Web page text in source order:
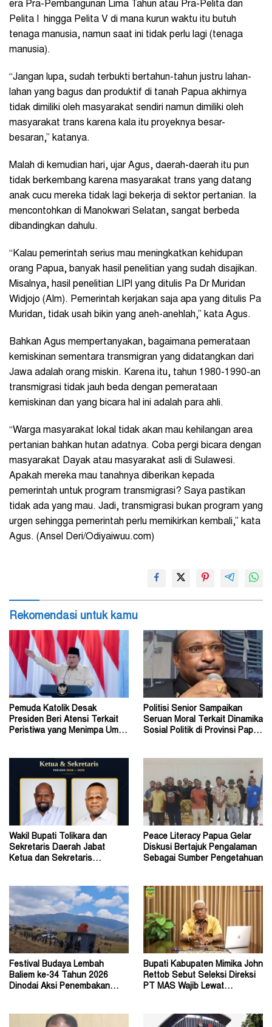
era Pra-Pembangunan Lima Tahun atau Pra-Pelita dan
Pelita I hingga Pelita V di mana kurun waktu itu butuh
tenaga manusia, namun saat ini tidak perlu lagi (tenaga
manusia).
“Jangan lupa, sudah terbukti bertahun-tahun justru lahan-
lahan yang bagus dan produktif di tanah Papua akhirnya
tidak dimiliki oleh masyarakat sendiri namun dimiliki oleh
masyarakat trans karena kala itu proyeknya besar-
besaran,” katanya.
Malah di kemudian hari, ujar Agus, daerah-daerah itu pun
tidak berkembang karena masyarakat trans yang datang
anak cucu mereka tidak lagi bekerja di sektor pertanian. Ia
mencontohkan di Manokwari Selatan, sangat berbeda
dibandingkan dahulu.
“Kalau pemerintah serius mau meningkatkan kehidupan
orang Papua, banyak hasil penelitian yang sudah disajikan.
Misalnya, hasil penelitian LIPI yang ditulis Pa Dr Muridan
Widjojo (Alm). Pemerintah kerjakan saja apa yang ditulis Pa
Muridan, tidak usah bikin yang aneh-anehlah,” kata Agus.
Bahkan Agus mempertanyakan, bagaimana pemerataan
kemiskinan sementara transmigran yang didatangkan dari
Jawa adalah orang miskin. Karena itu, tahun 1980-1990-an
transmigrasi tidak jauh beda dengan pemerataan
kemiskinan dan yang bicara hal ini adalah para ahli.
“Warga masyarakat lokal tidak akan mau kehilangan area
pertanian bahkan hutan adatnya. Coba pergi bicara dengan
masyarakat Dayak atau masyarakat asli di Sulawesi.
Apakah mereka mau tanahnya diberikan kepada
pemerintah untuk program transmigrasi? Saya pastikan
tidak ada yang mau. Jadi, transmigrasi bukan program yang
urgen sehingga pemerintah perlu memikirkan kembali,” kata
Agus. (Ansel Deri/Odiyaiwuu.com)
Rekomendasi untuk kamu
Pemuda Katolik Desak
Presiden Beri Atensi Terkait
Peristiwa yang Menimpa Umat
Politisi Senior Sampaikan
Seruan Moral Terkait Dinamika
Sosial Politik di Provinsi Papua
Wakil Bupati Tolikara dan
Sekretaris Daerah Jabat
Ketua dan Sekretaris
Peace Literacy Papua Gelar
Diskusi Bertajuk Pengalaman
Sebagai Sumber Pengetahuan
Festival Budaya Lembah
Baliem ke-34 Tahun 2026
Dinodai Aksi Penembakan
Bupati Kabupaten Mimika John
Rettob Sebut Seleksi Direksi
PT MAS Wajib Lewat